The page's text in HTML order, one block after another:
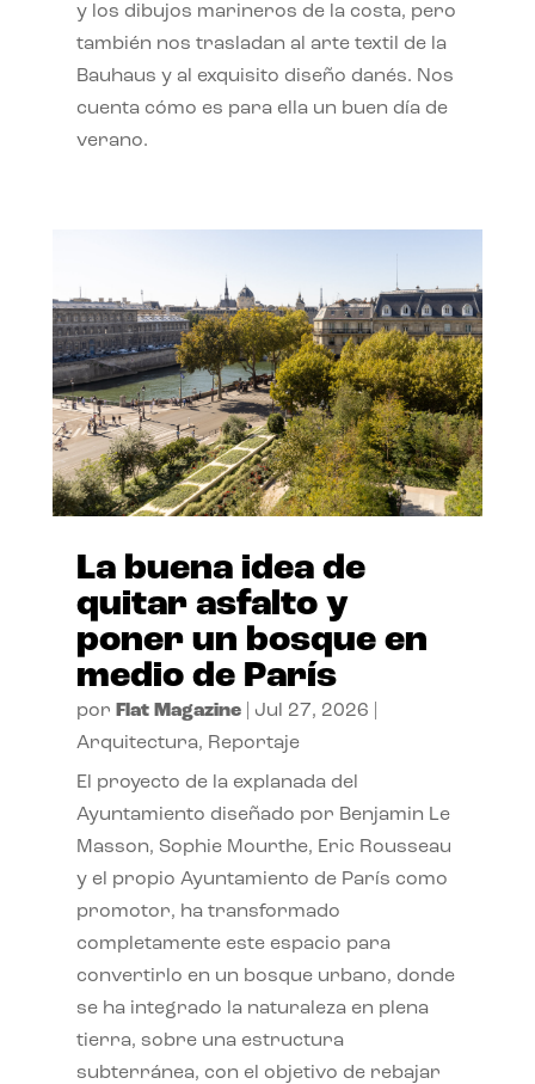
y los dibujos marineros de la costa, pero
también nos trasladan al arte textil de la
Bauhaus y al exquisito diseño danés. Nos
cuenta cómo es para ella un buen día de
verano.
La buena idea de
quitar asfalto y
poner un bosque en
medio de París
por Flat Magazine| Jul 27, 2026
Arquitectura, Reportaje
El proyecto de la explanada del
Ayuntamiento diseñado por Benjamin Le
Masson, Sophie Mourthe, Eric Rousseau
y el propio Ayuntamiento de París como
promotor, ha transformado
completamente este espacio para
convertirlo en un bosque urbano, donde
se ha integrado la naturaleza en plena
tierra, sobre una estructura
subterránea, con el objetivo de rebajar